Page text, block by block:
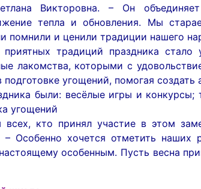
Викторовна. – Он
тепла и обновления. Мы
помнили и ценили традиции нашего
традиций праздника стало
лакомства, которыми с
подготовке угощений, помогая
были: весёлые игры и конкурсы;
угощений
кто принял участие в этом
– Особенно хочется отметить
особенным. Пусть весна